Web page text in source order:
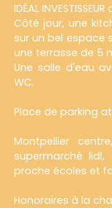
IDÉAL
Côté jour, une
sur un bel espace
une terrasse de 5
Une salle d'eau
WC.
Place de parking
Montpellier
supermarché
proche écoles et
Honoraires à la